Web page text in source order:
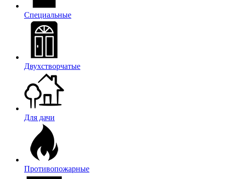
Специальные
Двухстворчатые
Для дачи
Противопожарные